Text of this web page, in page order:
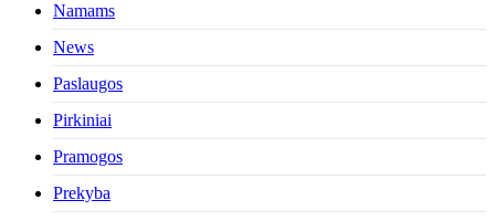
Namams
News
Paslaugos
Pirkiniai
Pramogos
Prekyba